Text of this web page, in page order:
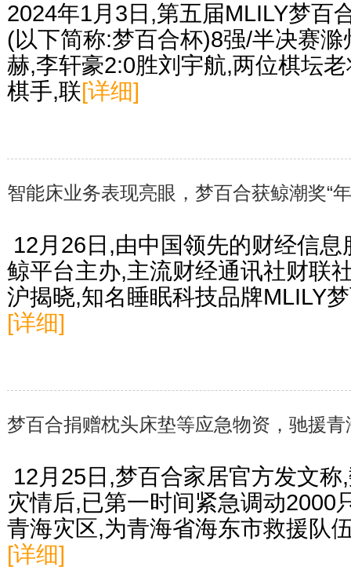
2024年1月3日,第五届MLILY梦百
(以下简称:梦百合杯)8强/半决赛
赫,李轩豪2:0胜刘宇航,两位棋坛
棋手,联[详细]
智能床业务表现亮眼，梦百合获鲸潮奖“
12月26日,由中国领先的财经信
鲸平台主办,主流财经通讯社财联
沪揭晓,知名睡眠科技品牌MLILY
[详细]
梦百合捐赠枕头床垫等应急物资，驰援青
12月25日,梦百合家居官方发文
灾情后,已第一时间紧急调动2000
青海灾区,为青海省海东市救援队
[详细]